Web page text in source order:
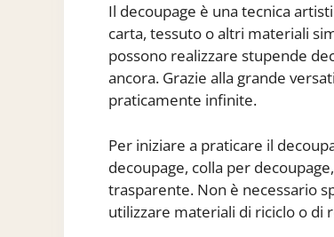
Il decoupage è una tecnica
carta, tessuto o altri materiali
possono realizzare stupende
ancora. Grazie alla grande
praticamente infinite.
Per iniziare a praticare il
decoupage, colla per
trasparente. Non è necessario
utilizzare materiali di riciclo o di